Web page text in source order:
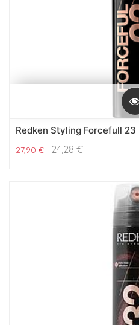
Redken Styling Forcefull
27,90€ 24,28 €